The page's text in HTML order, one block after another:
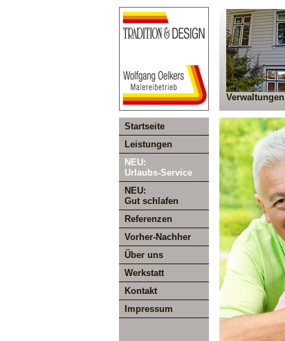
Verwaltungen
Startseite
Leistungen
NEU:
Urlaubs-Service
NEU:
Gut schlafen
Referenzen
Vorher-Nachher
Über uns
Werkstatt
Kontakt
Impressum